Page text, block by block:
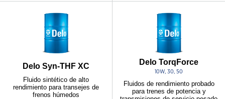
Delo Syn-THF XC
Fluido sintético de alto
rendimiento para transejes de
frenos húmedos
Delo TorqForce
10W, 30, 50
Fluidos de rendimiento probado
para trenes de potencia y